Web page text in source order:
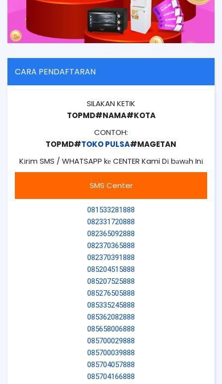
CARA PENDAFTARAN
SILAKAN KETIK
TOPMD#NAMA#KOTA
CONTOH:
TOPMD#TOKO PULSA#MAGETAN
Kіrіm SMS / WHATSAPP kе CENTER Kami Dі bаwаh Inі
SMS Center
081533281888
082331720888
082365092888
082370365888
082370391888
085204515888
085207525888
085276505888
085335245888
085362082888
085658006888
085700029888
085700039888
085704057888
085704166888